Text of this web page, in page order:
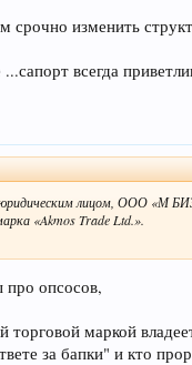
изменить
всегда
юридическим лицом, ООО «М
«Akmos Trade Ltd.».
опсосов,
торговой маркой
за бапки" и кто